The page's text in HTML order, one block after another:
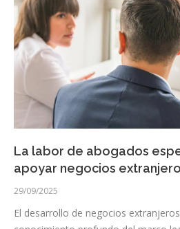
La labor de abogados
apoyar negocios
29/09/2025
El desarrollo de negocios